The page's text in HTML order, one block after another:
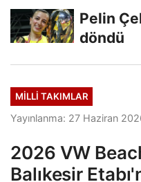
Pelin
döndü
MILLI TAKIMLAR
Yayınlanma: 27 Haziran
2026 VW
Balıkesir